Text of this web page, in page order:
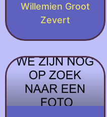
Willemien Groot
Zevert